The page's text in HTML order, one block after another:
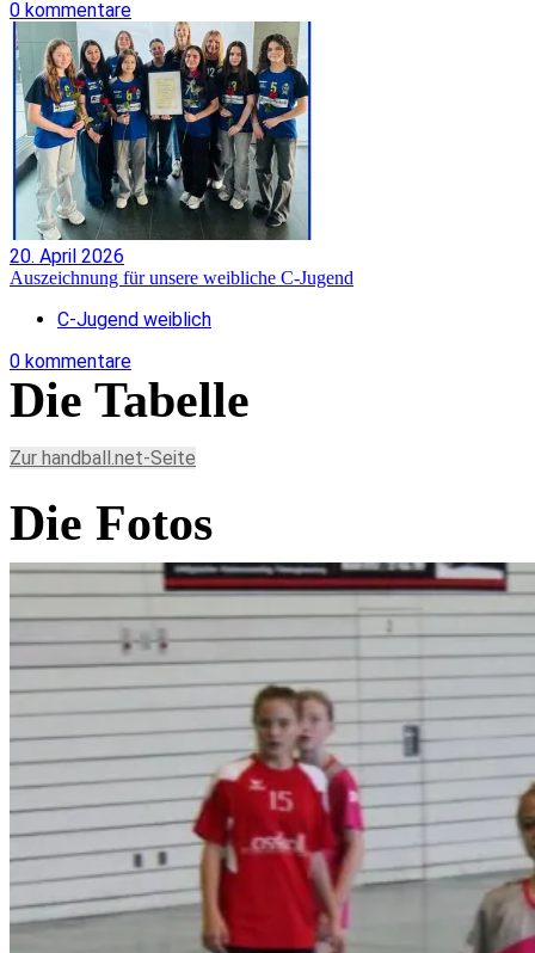
0 kommentare
20. April 2026
Auszeichnung für unsere weibliche C-Jugend
C-Jugend weiblich
0 kommentare
Die Tabelle
Zur handball.net-Seite
Die Fotos